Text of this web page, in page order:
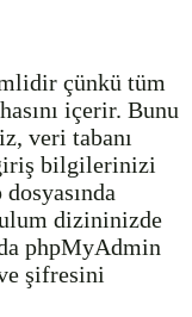
çünkü tüm
içerir. Bunu
veri tabanı
bilgilerinizi
dizininizde
phpMyAdmin
şifresini